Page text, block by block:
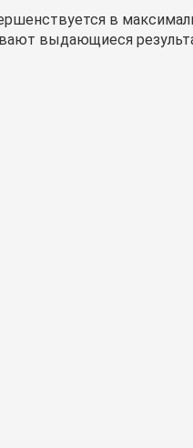
в
выдающиеся